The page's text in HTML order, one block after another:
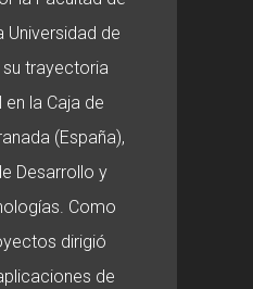
Universidad de
su trayectoria
la Caja de
(España),
Desarrollo y
Como
dirigió
de